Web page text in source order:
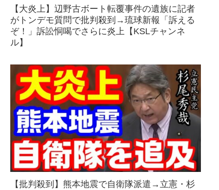
【大炎上】辺野古ボート転覆事件の遺族に記者
がトンデモ質問で批判殺到→琉球新報「訴える
ぞ！」訴訟恫喝でさらに炎上【KSLチャンネ
ル】
【批判殺到】熊本地震で自衛隊派遣→立憲・杉